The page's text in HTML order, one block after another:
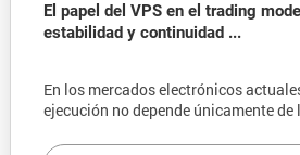
El papel del VPS en el trading
estabilidad y continuidad ...
En los mercados electrónicos
ejecución no depende únicamente de